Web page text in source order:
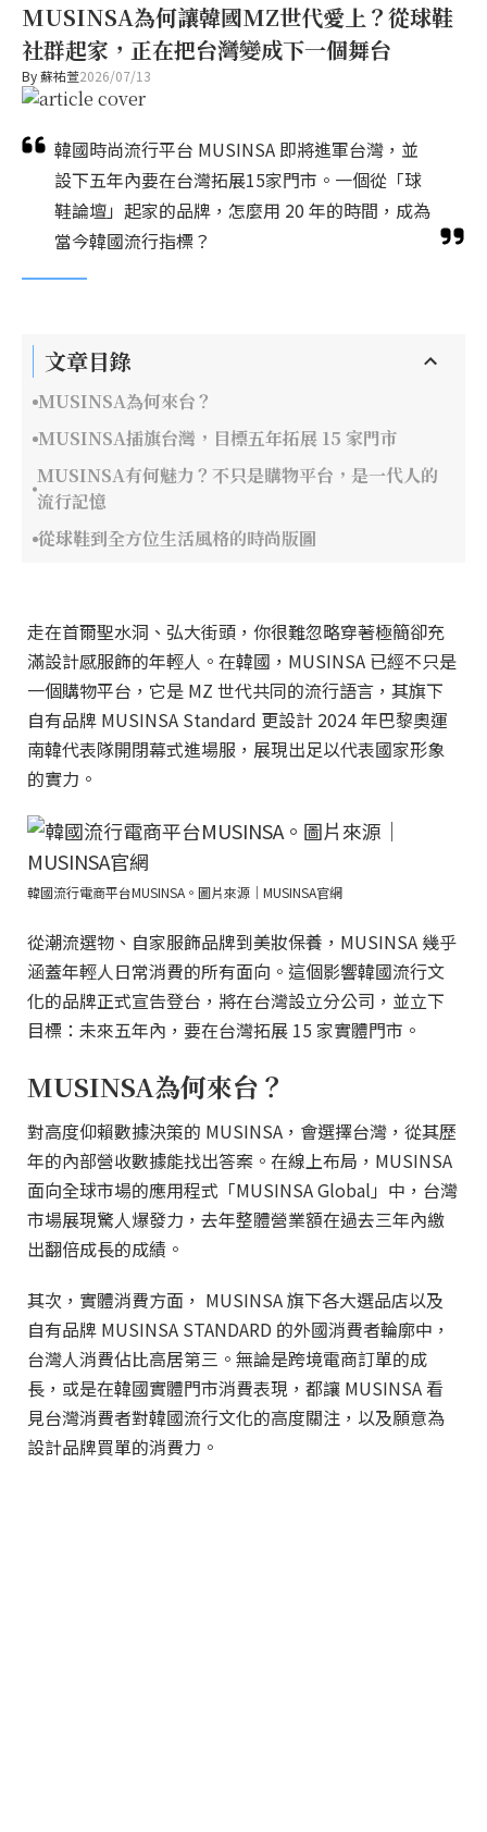
MUSINSA為何讓韓國MZ世代愛上？從球鞋
社群起家，正在把台灣變成下一個舞台
By蘇祐萱2026/07/13
韓國時尚流行平台 MUSINSA 即將進軍台灣，並
設下五年內要在台灣拓展15家門市。一個從「球
鞋論壇」起家的品牌，怎麼用 20 年的時間，成為
當今韓國流行指標？
文章目錄
MUSINSA為何來台？
MUSINSA插旗台灣，目標五年拓展 15 家門市
MUSINSA有何魅力？不只是購物平台，是一代人的
流行記憶
從球鞋到全方位生活風格的時尚版圖
走在首爾聖水洞、弘大街頭，你很難忽略穿著極簡卻充
滿設計感服飾的年輕人。在韓國，MUSINSA 已經不只是
一個購物平台，它是 MZ 世代共同的流行語言，其旗下
自有品牌 MUSINSA Standard 更設計 2024 年巴黎奧運
南韓代表隊開閉幕式進場服，展現出足以代表國家形象
的實力。
韓國流行電商平台MUSINSA。圖片來源｜MUSINSA官網
從潮流選物、自家服飾品牌到美妝保養，MUSINSA 幾乎
涵蓋年輕人日常消費的所有面向。這個影響韓國流行文
化的品牌正式宣告登台，將在台灣設立分公司，並立下
目標：未來五年內，要在台灣拓展 15 家實體門市。
MUSINSA為何來台？
對高度仰賴數據決策的 MUSINSA，會選擇台灣，從其歷
年的內部營收數據能找出答案。在線上布局，MUSINSA
面向全球市場的應用程式「MUSINSA Global」中，台灣
市場展現驚人爆發力，去年整體營業額在過去三年內繳
出翻倍成長的成績。
其次，實體消費方面， MUSINSA 旗下各大選品店以及
自有品牌 MUSINSA STANDARD 的外國消費者輪廓中，
台灣人消費佔比高居第三。無論是跨境電商訂單的成
長，或是在韓國實體門市消費表現，都讓 MUSINSA 看
見台灣消費者對韓國流行文化的高度關注，以及願意為
設計品牌買單的消費力。